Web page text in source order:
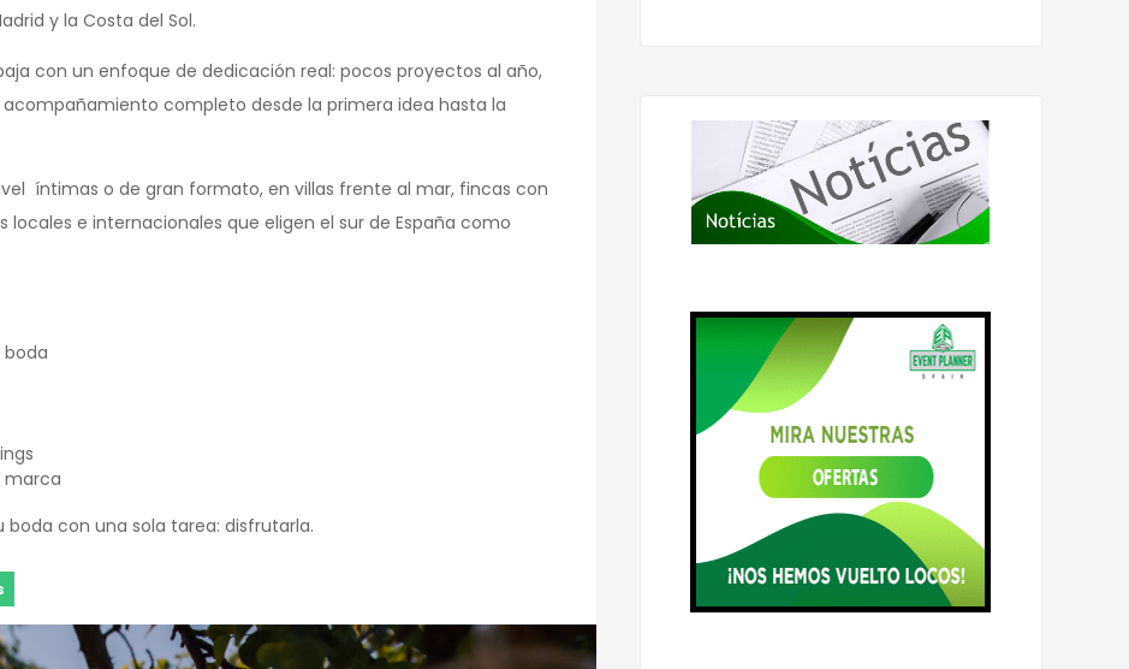
y la Costa del Sol.
con un enfoque de dedicación real: pocos proyectos al año,
completo desde la primera idea hasta la
íntimas o de gran formato, en villas frente al mar, fincas con
e internacionales que eligen el sur de España como
marca
boda con una sola tarea: disfrutarla.